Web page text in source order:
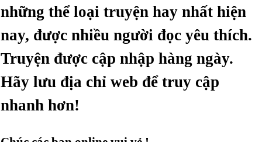
những thể loại truyện hay nhất hiện
nay, được nhiều người đọc yêu thích.
Truyện được cập nhập hàng ngày.
Hãy lưu địa chỉ web để truy cập
nhanh hơn!